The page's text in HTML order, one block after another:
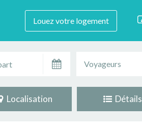
Louez votre logement
Voyageurs
Localisation Détails